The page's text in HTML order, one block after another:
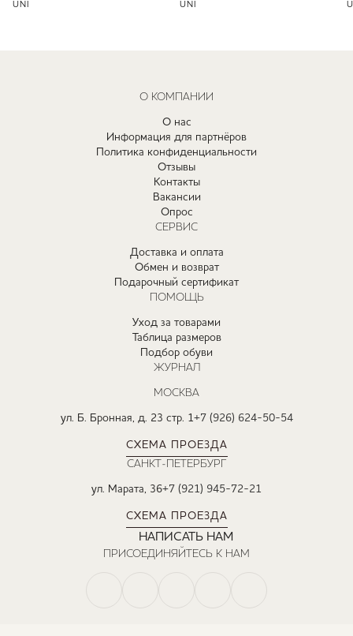
UNI UNI
О КОМПАНИИ
О нас
Информация для партнёров
Политика конфиденциальности
Отзывы
Контакты
Вакансии
Опрос
СЕРВИС
Доставка и оплата
Обмен и возврат
Подарочный сертификат
ПОМОЩЬ
Уход за товарами
Таблица размеров
Подбор обуви
ЖУРНАЛ
МОСКВА
ул. Б. Бронная, д. 23 стр. 1+7 (926) 624-50-54
СХЕМА ПРОЕЗДА
САНКТ-ПЕТЕРБУРГ
ул. Марата, 36+7 (921) 945-72-21
СХЕМА ПРОЕЗДА
НАПИСАТЬ НАМ
ПРИСОЕДИНЯЙТЕСЬ К НАМ